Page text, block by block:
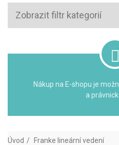
Zobrazit filtr kategorií
Nákup na E-shopu je
a
Úvod Franke lineární vedení